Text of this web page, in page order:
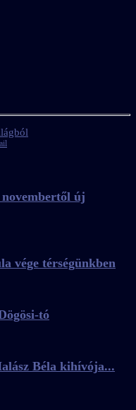
új
vége térségünkben
tó
Béla kihívója...